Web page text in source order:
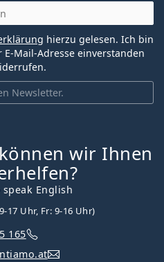
Newsletter.
hierzu gelesen. Ich bin
Mail-Adresse einverstanden
wir Ihnen
speak English
17 Uhr, Fr: 9-16 Uhr)
165